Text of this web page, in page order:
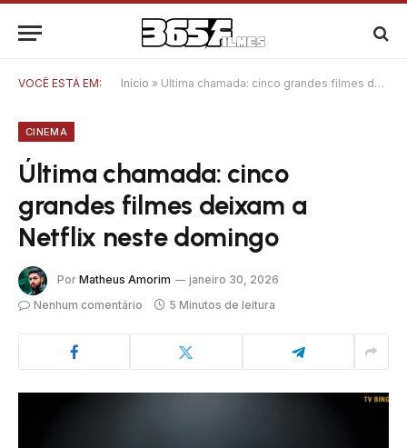
VOCÊ ESTÁ EM: Início » Última chamada: cinco grandes filmes deixam a Netflix neste domingo
CINEMA
Última chamada: cinco
grandes filmes deixam a
Netflix neste domingo
Por Matheus Amorim
janeiro 30, 2026
Nenhum comentário
5 Minutos de leitura